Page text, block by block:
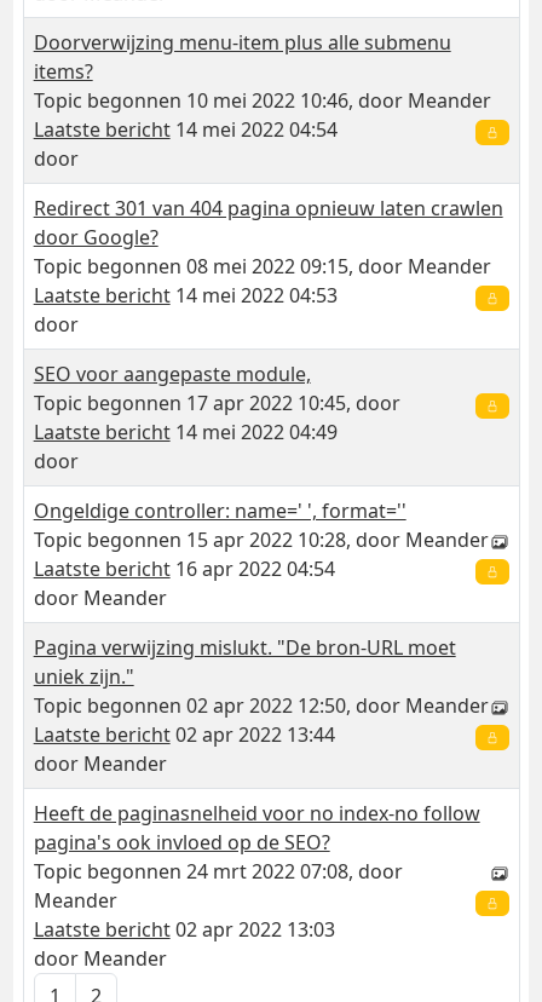
Doorverwijzing menu-item plus alle submenu
items?
Topic begonnen 10 mei 2022 10:46, door Meander
Laatste bericht14 mei 2022 04:54
door
Redirect 301 van 404 pagina opnieuw laten crawlen
door Google?
Topic begonnen 08 mei 2022 09:15, door Meander
Laatste bericht14 mei 2022 04:53
door
SEO voor aangepaste module,
Topic begonnen 17 apr 2022 10:45, door
Laatste bericht14 mei 2022 04:49
door
Ongeldige controller: name=' ', format=''
Topic begonnen 15 apr 2022 10:28, door Meander
Laatste bericht16 apr 2022 04:54
door Meander
Pagina verwijzing mislukt. "De bron-URL moet
uniek zijn."
Topic begonnen 02 apr 2022 12:50, door Meander
Laatste bericht02 apr 2022 13:44
door Meander
Heeft de paginasnelheid voor no index-no follow
pagina's ook invloed op de SEO?
Topic begonnen 24 mrt 2022 07:08, door
Meander
Laatste bericht02 apr 2022 13:03
door Meander
1
2